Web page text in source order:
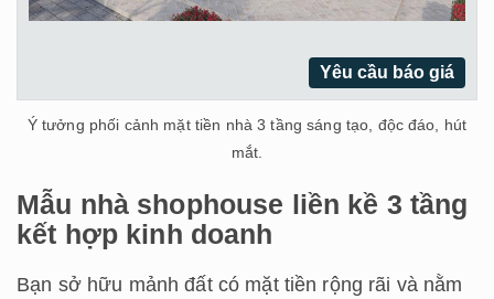
Yêu cầu báo giá
Ý tưởng phối cảnh mặt tiền nhà 3 tầng sáng tạo, độc đáo, hút
mắt.
Mẫu nhà shophouse liền kề 3 tầng
kết hợp kinh doanh
Bạn sở hữu mảnh đất có mặt tiền rộng rãi và nằm